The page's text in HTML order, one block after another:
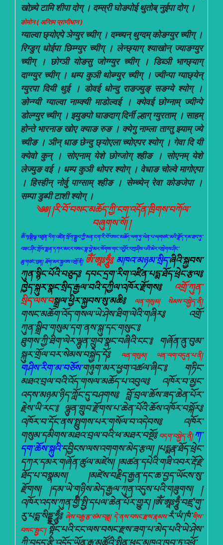
खोच्र्ये टामि शीपा दोग् । दम्स्री घोङपोई थुतोब् नुईपा दोग् ।
ङोमोन ( अन्तिम प्राणीधान )
ग्याल्वा छ्योएपे ञेग्युर च्यीग् । दम्च्यन् थुग्दम् कोङग्युर च्यीग् ।
रिग्डुग् धोईपा छिम्ग्युर च्यीग् । लेन्छ्याग् श्याखोन् ज्याङग्युर
च्यीग् । छोग्ञी योङसु जोग्ग्युर च्यीग् । डिब्ञी भाग्छ्याग्
दाग्ग्युर च्यीग् । धम्प कुञी थोब्ग्युर च्यीग् । ज्यीन्पा ग्याछ्येन्
ग्युरपा दियी थुई । डोवई धोन्दु राङज्युङ् सङग्ये श्योग् ।
ङोन्ग्यी ग्याल्वा नाम्क्यी माडोल्वई । क्येवई छोग्नाम् ज्यीन्पे
डोल्ग्युर च्यीग् । झ्युङपो घाङदाग् दिर्नी ल्हाग् ग्युरताम् । साहम्
होन्ते भारनाङ खोए क्याङ रुङ । क्येगु नाम्ला ताग्तु झ्याम् ज्ये
च्यीङ । ञीन् धाङ छेन्दु छ्योएला च्योएपर श्योग् । गेवा दि यी
क्येवो कुन् । सोएनाम् येशे छोग्जोग् श्हीङ । सोएनम् येशे
लेज्युङ वई । धम्प कुञी थोपर श्योग् । वेधाङ चोल्वे मागोएपा
। हिस्हीन् नोर्वु पाग्साम् श्हीङ । सेम्च्येन् रेवा कोङजेपा ।
सम्पा डुब्पी टाशी श्योग् ।
༄༅། །རི་བོ་བསང་མཆོད་ཀྱི་ངག་འདོན་ཁྲིགས་བཀོལ་
བཞུགས་སོ། །
ཨོཾ་སྭསྟི།ལྷ་བཙུན་རིག་འཛིན་སྲོག་སྒྲུབ་ཀྱི་མན་ངག་རི་བོ་བསང་མཆོད་ལག་ཏུ་ལེན་པ་ལ།གཙང་མའི་སྣོད་དམ་ཐབ་ཏུ་
བཟང་ཤིང་སྤོས་སྨན་དཀར་མངར་བསང་སྣ་ཕྱེ་མར་སོགས་གང་འབྱོར་བཀྲ་ཤིས་པའི་མེར་བསྲེགས་ཤིང་
ཆུ་གཙང་བྲན། ཐོག་མར་སྐྱབས་འགྲོ་ནི། ཨོཾ་ཨཱཿཧཱུྂ༔ མཁའ་མཉམ་སྲིད་ཞིའི་སྐྱབས་
ཀུན་སྙིང་པོའི་བཅུད༔ དབང་དྲག་རིག་འཛིན་པདྨ་ཐོད་ཕྲེང་རྩལ༔
ཁྱེད་སྐུར་སྣང་སྲིད་རྒྱལ་བའི་དཀྱིལ་འཁོར་རྫོགས༔ འགྲོ་ཀུན་
སྲིད་ལས་བསྒྲལ་ཕྱིར་སྐྱབས་སུ་མཆི༔ ལན་གསུམ། སེམས་བསྐྱེད་ནི།
གསང་མཆོག་འོད་གསལ་ཡེ་ཤེས་ཐིག་ལེའི་གཞིར༔ འགྲོ་
ཀུན་སྒྲིབ་གསུམ་དག་ནས་སྐུ་དང་གསུང་༔
ཐུགས་ཀྱི་ཐིག་ལེར་ལྷུན་གྲུབ་སྣང་བཞིའི་ངང་༔ གཞོན་ནུ་བུམ་
སྐུར་གྲོལ་བར་སེམས་བསྐྱེད་དོ༔
ལན་གསུམ། ཡན་ལག་བདུན་པ་ནི།
གཤིས་རིག་མ་བཅོས་གཉུག་མར་ཕྱག་འཚལ་ཞིང་༔ གཏིང་
མཐའ་བྲལ་བའི་འོད་གསལ་མཆོད་པ་འབུལ༔ འཁོར་བ་མྱང་
འདས་མཉམ་ཉིད་ཀློང་དུ་བཤགས༔ བློ་བྲལ་ཆོས་ཟད་ཆེན་པོར་
རྗེས་ཡི་རང་༔ ལྷུན་གྲུབ་རྫོགས་པ་ཆེན་པོའི་ཆོས་འཁོར་བསྐོར༔
འཁོར་བ་དོང་ནས་སྤྲུགས་པར་གསོལ་བ་འདེབས༔ འཁོར་
གསུམ་དམིགས་མཐའ་བྲལ་བའི་ཕ་མཐར་བསྔོ༔བདག་བསྐྱེད་ནི།ཀ་
དག་ཆོས་སྐུའི་དབྱིངས་ལས་འགགས་མེད་རྩལ། །པདྨརྣ་ཐོད་ཕྲེང་
དཀར་དམར་གཞོན་ཚུལ་མཛེས། །མཚན་དཔེའི་གཟི་འབར་རྡོ་རྗེ་
ཐོད་པ་བསྣམས། །མཛེས་བརྗིད་རྒྱན་དང་ཆ་བྱད་ཡོངས་སུ་
རྫོགས། །དམ་ཡེ་གཉིས་མེད་རྒྱལ་ཀུན་འདུས་པའི་གཟུགས། །
འཁོར་འདས་ཀུན་གྱིི་སྤྱི་དཔལ་ཆེན་པོར་གྱུར། །ཨོཾ་ཨཱཿཧཱུྃ་བཛྲ་གུ་
རུ་པདྨ་སིདྡྷ་ཧཱུྂ༔ ཞེས་བརྒྱ་རྩ་ཙམ་བཟླ། དེ་ནས་བསང་རྫས་རྣམས་རཾ་ཡཾ་ཁཾ་གིས་
བསང་སྦྱང་། སྟོང་པའི་ངང་ལས་བསང་རྫས་ཟག་པ་མེད་པའི་ཡེ་ཤེས་
ཀྱི་བདུད་རྩི་འདོད་ཡོན་རྒྱ་མཚོའི་སྤྲིན་ཕུང་མཁའ་ཁྱབ་ཏུ་འཕྲོ་